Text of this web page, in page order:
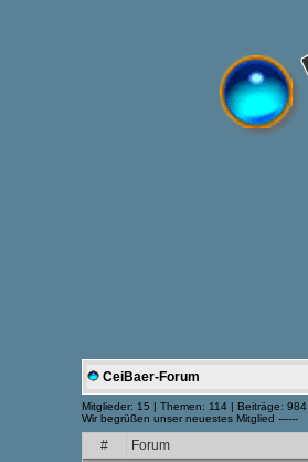
CeiBaer-Forum
Mitglieder: 15 | Themen: 114 | Beiträge: 984
Wir begrüßen unser neuestes Mitglied ------
#
Forum